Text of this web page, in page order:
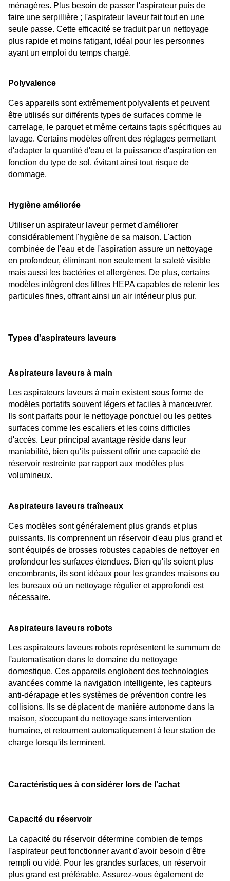
ménagères. Plus besoin de passer l'aspirateur puis de
faire une serpillière ; l'aspirateur laveur fait tout en une
seule passe. Cette efficacité se traduit par un nettoyage
plus rapide et moins fatigant, idéal pour les personnes
ayant un emploi du temps chargé.
Polyvalence
Ces appareils sont extrêmement polyvalents et peuvent
être utilisés sur différents types de surfaces comme le
carrelage, le parquet et même certains tapis spécifiques au
lavage. Certains modèles offrent des réglages permettant
d'adapter la quantité d'eau et la puissance d'aspiration en
fonction du type de sol, évitant ainsi tout risque de
dommage.
Hygiène améliorée
Utiliser un aspirateur laveur permet d'améliorer
considérablement l'hygiène de sa maison. L'action
combinée de l'eau et de l'aspiration assure un nettoyage
en profondeur, éliminant non seulement la saleté visible
mais aussi les bactéries et allergènes. De plus, certains
modèles intègrent des filtres HEPA capables de retenir les
particules fines, offrant ainsi un air intérieur plus pur.
Types d'aspirateurs laveurs
Aspirateurs laveurs à main
Les aspirateurs laveurs à main existent sous forme de
modèles portatifs souvent légers et faciles à manœuvrer.
Ils sont parfaits pour le nettoyage ponctuel ou les petites
surfaces comme les escaliers et les coins difficiles
d'accès. Leur principal avantage réside dans leur
maniabilité, bien qu'ils puissent offrir une capacité de
réservoir restreinte par rapport aux modèles plus
volumineux.
Aspirateurs laveurs traîneaux
Ces modèles sont généralement plus grands et plus
puissants. Ils comprennent un réservoir d'eau plus grand et
sont équipés de brosses robustes capables de nettoyer en
profondeur les surfaces étendues. Bien qu'ils soient plus
encombrants, ils sont idéaux pour les grandes maisons ou
les bureaux où un nettoyage régulier et approfondi est
nécessaire.
Aspirateurs laveurs robots
Les aspirateurs laveurs robots représentent le summum de
l'automatisation dans le domaine du nettoyage
domestique. Ces appareils englobent des technologies
avancées comme la navigation intelligente, les capteurs
anti-dérapage et les systèmes de prévention contre les
collisions. Ils se déplacent de manière autonome dans la
maison, s'occupant du nettoyage sans intervention
humaine, et retournent automatiquement à leur station de
charge lorsqu'ils terminent.
Caractéristiques à considérer lors de l'achat
Capacité du réservoir
La capacité du réservoir détermine combien de temps
l'aspirateur peut fonctionner avant d'avoir besoin d'être
rempli ou vidé. Pour les grandes surfaces, un réservoir
plus grand est préférable. Assurez-vous également de